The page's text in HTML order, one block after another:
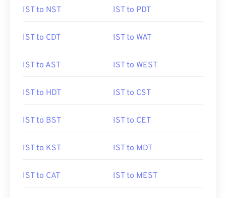
IST to NST IST to PDT
IST to CDT IST to WAT
IST to AST IST to WEST
IST to HDT IST to CST
IST to BST IST to CET
IST to KST IST to MDT
IST to CAT IST to MEST